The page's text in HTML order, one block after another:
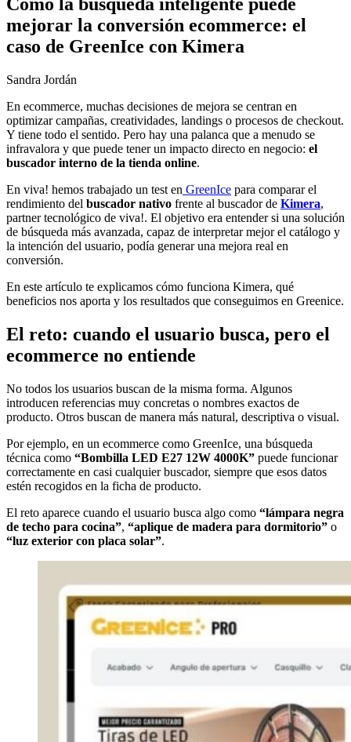
mejorar la conversión ecommerce: el
caso de GreenIce con Kimera
Sandra Jordán
En ecommerce, muchas decisiones de mejora se centran en
optimizar campañas, creatividades, landings o procesos de checkout.
Y tiene todo el sentido. Pero hay una palanca que a menudo se
infravalora y que puede tener un impacto directo en negocio: el
buscador interno de la tienda online.
En viva! hemos trabajado un test en GreenIce para comparar el
rendimiento del buscador nativo frente al buscador de Kimera,
partner tecnológico de viva!. El objetivo era entender si una solución
de búsqueda más avanzada, capaz de interpretar mejor el catálogo y
la intención del usuario, podía generar una mejora real en
conversión.
En este artículo te explicamos cómo funciona Kimera, qué
beneficios nos aporta y los resultados que conseguimos en Greenice.
El reto: cuando el usuario busca, pero el
ecommerce no entiende
No todos los usuarios buscan de la misma forma. Algunos
introducen referencias muy concretas o nombres exactos de
producto. Otros buscan de manera más natural, descriptiva o visual.
Por ejemplo, en un ecommerce como GreenIce, una búsqueda
técnica como “Bombilla LED E27 12W 4000K” puede funcionar
correctamente en casi cualquier buscador, siempre que esos datos
estén recogidos en la ficha de producto.
El reto aparece cuando el usuario busca algo como “lámpara negra
de techo para cocina”, “aplique de madera para dormitorio” o
“luz exterior con placa solar”.